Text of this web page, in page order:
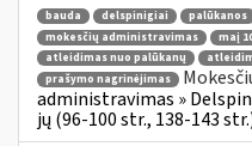
bauda delspinigiai palūkanos
mokesčių administravimas
maį
atleidimas nuo palūkanų
prašymo nagrinėjimas
administravimas »
jų (96-100 str., 138-143